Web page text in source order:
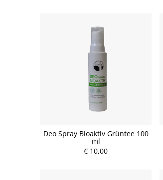
Deo Spray Bioaktiv Grüntee 100
ml
€ 10,00